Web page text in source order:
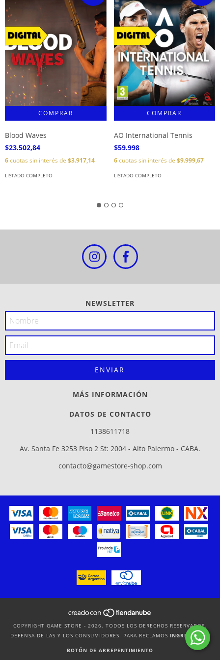
Blood Waves
$23.502,84
6cuotas sin interés de $3.917,14
LISTADO COMPLETO
AO International Tennis
$59.998
6cuotas sin interés de $9.999,67
LISTADO COMPLETO
NEWSLETTER
MÁS INFORMACIÓN
DATOS DE CONTACTO
1138611718
Av. Santa Fe 3253 Piso 2 St: 2004 - Alto Palermo - CABA.
contacto@gamestore-shop.com
COPYRIGHT GAME STORE - 2026. TODOS LOS DERECHOS RESERVADOS.
DEFENSA DE LAS Y LOS CONSUMIDORES. PARA RECLAMOS INGRESÁ ACÁ.
BOTÓN DE ARREPENTIMIENTO